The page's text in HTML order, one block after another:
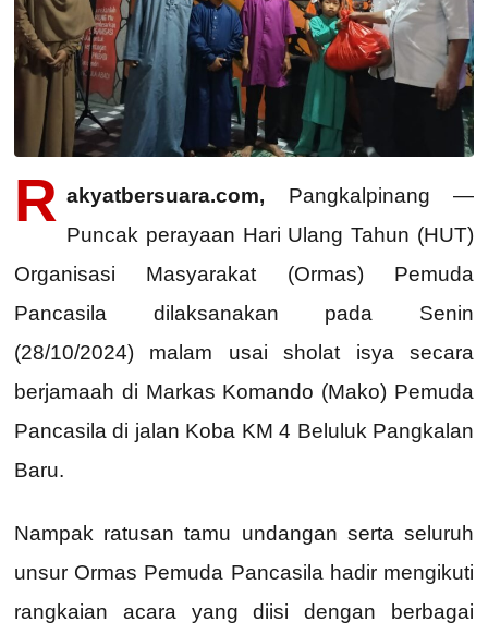
R akyatbersuara.com, Pangkalpinang —
Puncak perayaan Hari Ulang Tahun (HUT)
Organisasi Masyarakat (Ormas) Pemuda
Pancasila dilaksanakan pada Senin
(28/10/2024) malam usai sholat isya secara
berjamaah di Markas Komando (Mako) Pemuda
Pancasila di jalan Koba KM 4 Beluluk Pangkalan
Baru.
Nampak ratusan tamu undangan serta seluruh
unsur Ormas Pemuda Pancasila hadir mengikuti
rangkaian acara yang diisi dengan berbagai